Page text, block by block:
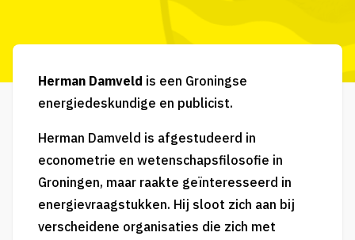
Herman Damveld is een Groningse
energiedeskundige en publicist.
Herman Damveld is afgestudeerd in
econometrie en wetenschapsfilosofie in
Groningen, maar raakte geïnteresseerd in
energievraagstukken. Hij sloot zich aan bij
verscheidene organisaties die zich met